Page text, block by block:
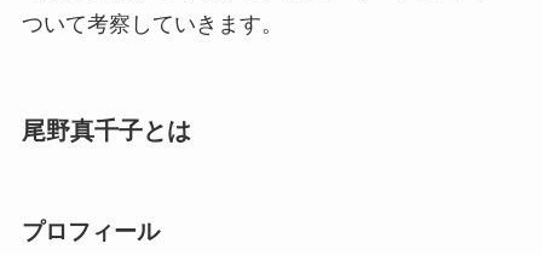
ついて考察していきます。
尾野真千子とは
プロフィール